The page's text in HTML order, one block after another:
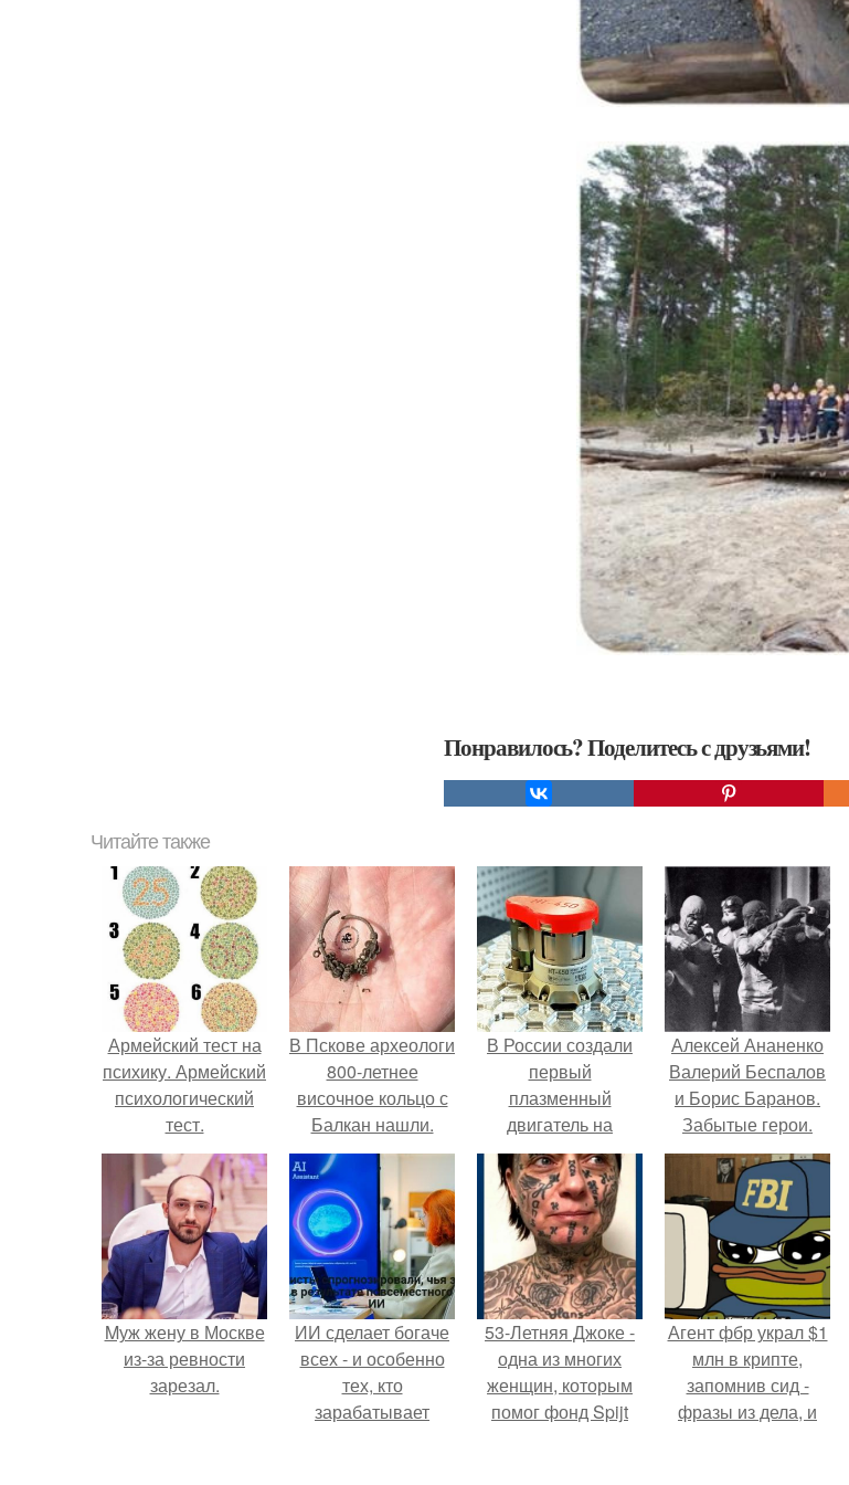
Понравилось? Поделитесь с друзьями!
Читайте также
Армейский тест на
психику. Армейский
психологический
тест.
В Пскове археологи
800-летнее
височное кольцо с
Балкан нашли.
В России создали
первый
плазменный
двигатель на
криптоне.
Алексей Ананенко
Валерий Беспалов
и Борис Баранов.
Забытые герои.
Чернобыльские
дайверы.
Mуж жену в Москве
из-за ревности
зарезал.
ИИ сделает богаче
всех - и особенно
тех, кто
зарабатывает
53-Летняя Джоке -
одна из многих
женщин, которым
помог фонд Spijt
Агент фбр украл $1
млн в крипте,
запомнив сид -
фразы из дела, и